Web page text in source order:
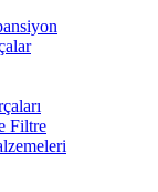
Filtre